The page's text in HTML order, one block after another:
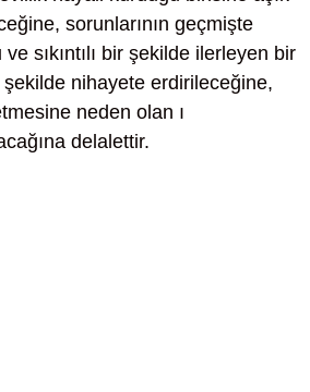
sorunlarının geçmişte
sıkıntılı bir şekilde ilerleyen bir
şekilde nihayete erdirileceğine,
neden olan ı
delalettir.